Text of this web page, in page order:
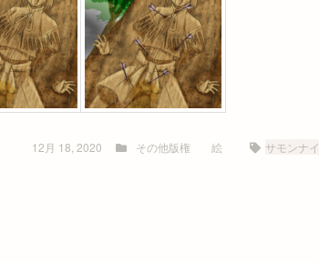
12月 18, 2020 その他版権 絵 サモンナ